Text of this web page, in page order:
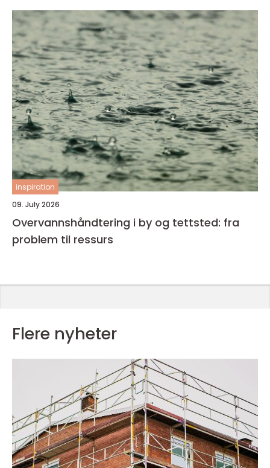
inspiration
09. July 2026
Overvannshåndtering i by og tettsted: fra
problem til ressurs
Flere nyheter